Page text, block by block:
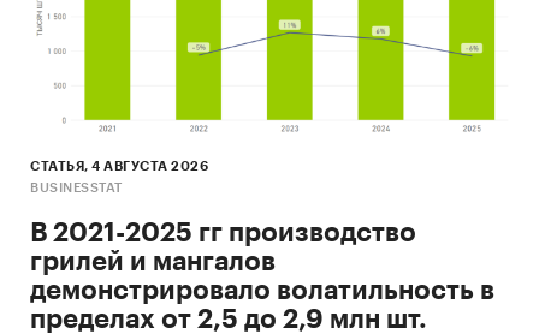
СТАТЬЯ, 4 АВГУСТА 2026
BUSINESSTAT
В 2021-2025 гг производство
грилей и мангалов
демонстрировало волатильность в
пределах от 2,5 до 2,9 млн шт.